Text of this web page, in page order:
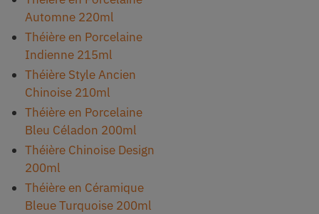
Automne 220ml
Théière en Porcelaine
Indienne 215ml
Théière Style Ancien
Chinoise 210ml
Théière en Porcelaine
Bleu Céladon 200ml
Théière Chinoise Design
200ml
Théière en Céramique
Bleue Turquoise 200ml